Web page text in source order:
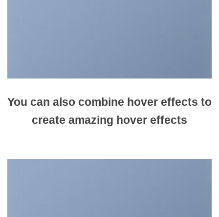
You can also combine hover effects to
create amazing hover effects